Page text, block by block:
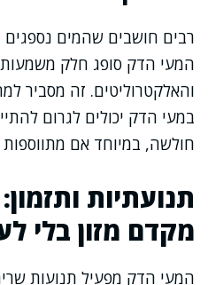
רבים חושבים שהמים
המעי הדק סופג חלק
והאלקטרוליטים. זה מסביר
במעי הדק יכולים לגרום
חולשה, במיוחד אם מתווספות
תנועתיות
מקדם מזון בלי
המעי הדק מפעיל תנועות